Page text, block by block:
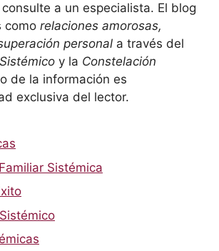
a un especialista. El blog
como relaciones amorosas,
personal a través del
y la Constelación
de la información es
exclusiva del lector.
Sistémica